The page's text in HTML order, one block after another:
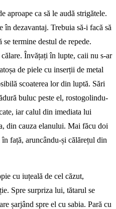
aproape ca să le audă strigătele.
în dezavantaj. Trebuia să-i facă să
se termine destul de repede.
Învățați în lupte, caii nu s-ar
de piele cu inserții de metal
scoaterea lor din luptă. Sări
buluc peste el, rostogolindu-
iar calul din imediata lui
din cauza elanului. Mai făcu doi
față, aruncându-și călărețul din
cu iuțeală de cel căzut,
Spre surpriza lui, tătarul se
șarjând spre el cu sabia. Pară cu